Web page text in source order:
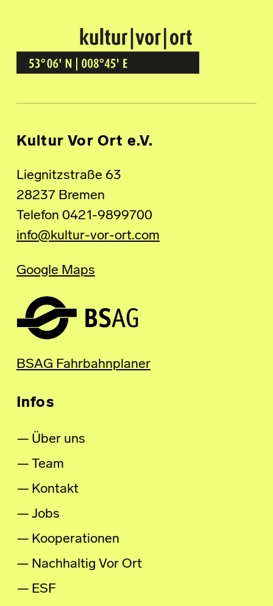
Kultur Vor Ort
BREMEN GRÖPELINGEN
Kultur Vor Ort e.V.
Liegnitzstraße 63
28237 Bremen
Telefon 0421-9899700
info@kultur-vor-ort.com
Google Maps
BSAG Fahrbahnplaner
Infos
Über uns
Team
Kontakt
Jobs
Kooperationen
Nachhaltig Vor Ort
ESF